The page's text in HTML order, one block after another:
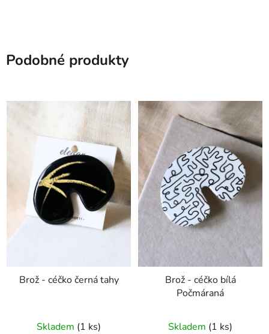
Podobné produkty
Brož - céčko černá tahy
Skladem (1 ks)
Brož - céčko bílá
Počmáraná
Skladem (1 ks)